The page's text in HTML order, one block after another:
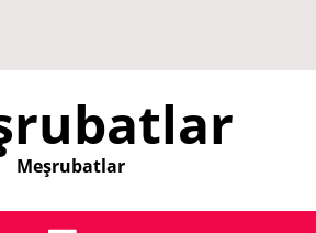
Meşrubatlar